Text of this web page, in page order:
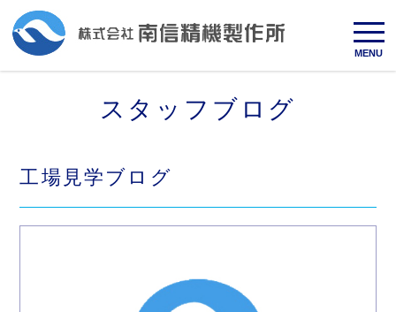
MENU
スタッフブログ
工場見学ブログ